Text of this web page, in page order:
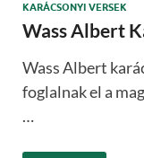
KARÁCSONYI VERSEK
Wass Albert
Wass Albert
foglalnak el a
…